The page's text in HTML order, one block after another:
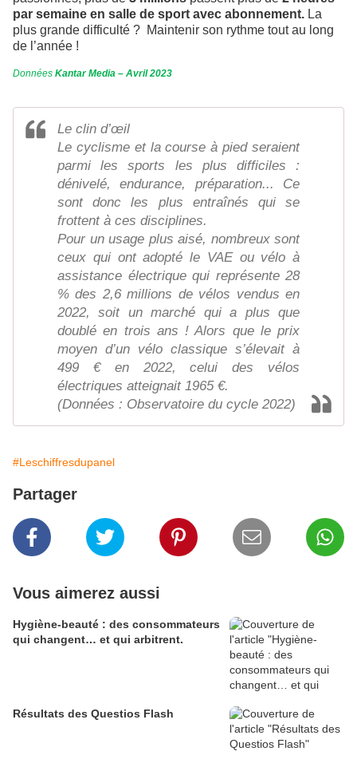
par semaine en salle de sport avec abonnement. La
plus grande difficulté ? Maintenir son rythme tout au long
de l’année !
Données Kantar Media – Avril 2023
Le clin d’œil
Le cyclisme et la course à pied seraient
parmi les sports les plus difficiles :
dénivelé, endurance, préparation... Ce
sont donc les plus entraînés qui se
frottent à ces disciplines.
Pour un usage plus aisé, nombreux sont
ceux qui ont adopté le VAE ou vélo à
assistance électrique qui représente 28
% des 2,6 millions de vélos vendus en
2022, soit un marché qui a plus que
doublé en trois ans ! Alors que le prix
moyen d’un vélo classique s’élevait à
499 € en 2022, celui des vélos
électriques atteignait 1965 €.
(Données : Observatoire du cycle 2022)
#Leschiffresdupanel
Partager
Vous aimerez aussi
Hygiène-beauté : des consommateurs
qui changent… et qui arbitrent.
Résultats des Questios Flash